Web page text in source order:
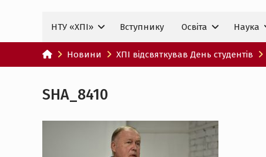
У Верховній Раді за участю ХПІ
обговорили перспективи українсько-
іспанського технологічного
партнерства
НТУ «ХПІ» Вступнику Освіта Наука
Новини ХПІ відсвяткував День студентів
SHA_8410